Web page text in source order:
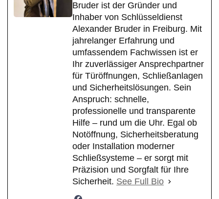
Bruder ist der Gründer und
Inhaber von Schlüsseldienst
Alexander Bruder in Freiburg. Mit
jahrelanger Erfahrung und
umfassendem Fachwissen ist er
Ihr zuverlässiger Ansprechpartner
für Türöffnungen, Schließanlagen
und Sicherheitslösungen. Sein
Anspruch: schnelle,
professionelle und transparente
Hilfe – rund um die Uhr. Egal ob
Notöffnung, Sicherheitsberatung
oder Installation moderner
Schließsysteme – er sorgt mit
Präzision und Sorgfalt für Ihre
Sicherheit. See Full Bio